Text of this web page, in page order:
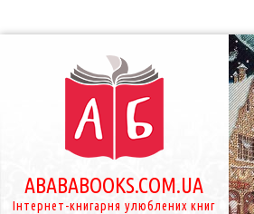
ABABABOOKS.COM.UA
Інтернет-книгарня улюблених книг